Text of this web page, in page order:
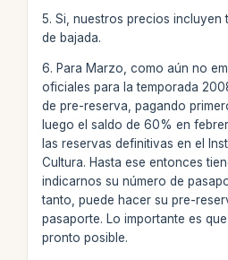
5. Si, nuestros precios incluyen
de bajada.
6. Para Marzo, como aún no
oficiales para la temporada
de pre-reserva, pagando
luego el saldo de 60% en
las reservas definitivas en el
Cultura. Hasta ese entonces
indicarnos su número de
tanto, puede hacer su pre-
pasaporte. Lo importante es
pronto posible.